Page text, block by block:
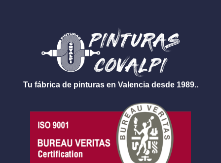
Tu fábrica de pinturas en Valencia desde 1989..